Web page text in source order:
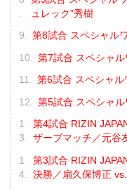
ュレック”秀樹
第8試合 スペシャル
第7試合 スペシャ
第6試合 スペシャ
第5試合 スペシャ
第4試合 RIZIN
ザーブマッチ／元谷
第3試合 RIZIN
決勝／扇久保博正